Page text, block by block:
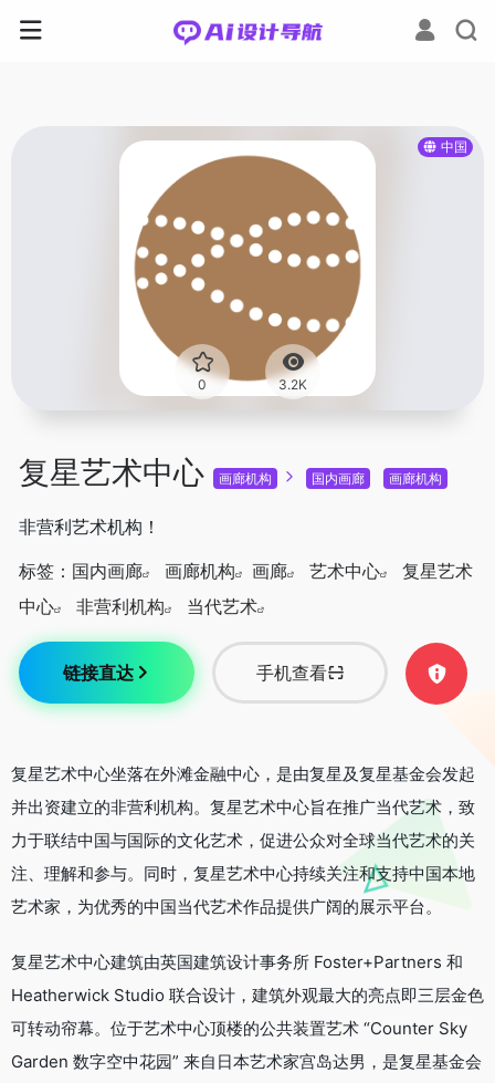
中国
0 3.2K
复星艺术中心 画廊机构 国内画廊 画廊机构
非营利艺术机构！
标签： 国内画廊 画廊机构 画廊 艺术中心
复星艺术
中心
非营利机构 当代艺术
链接直达 手机查看
复星艺术中心坐落在外滩金融中心，是由复星及复星基金会发起
并出资建立的非营利机构。复星艺术中心旨在推广当代艺术，致
力于联结中国与国际的文化艺术，促进公众对全球当代艺术的关
注、理解和参与。同时，复星艺术中心持续关注和支持中国本地
艺术家，为优秀的中国当代艺术作品提供广阔的展示平台。
复星艺术中心建筑由英国建筑设计事务所 Foster+Partners 和
Heatherwick Studio 联合设计，建筑外观最大的亮点即三层金色
可转动帘幕。位于艺术中心顶楼的公共装置艺术 “Counter Sky
Garden 数字空中花园” 来自日本艺术家宫岛达男，是复星基金会